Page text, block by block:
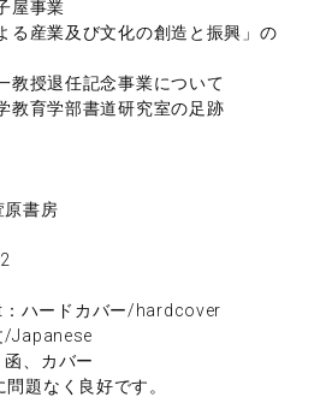
屋事業
産業及び文化の創造と振興」の
授退任記念事業について
育学部書道研究室の足跡
書房
ハードカバー/hardcover
/Japanese
、カバー
題なく良好です。